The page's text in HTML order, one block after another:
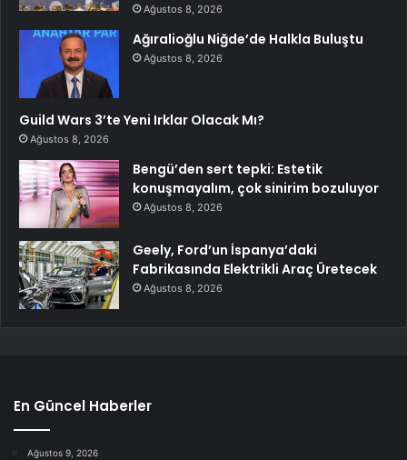
Ağustos 8, 2026
Ağıralioğlu Niğde’de Halkla Buluştu
Ağustos 8, 2026
Guild Wars 3’te Yeni Irklar Olacak Mı?
Ağustos 8, 2026
Bengü’den sert tepki: Estetik
konuşmayalım, çok sinirim bozuluyor
Ağustos 8, 2026
Geely, Ford’un İspanya’daki
Fabrikasında Elektrikli Araç Üretecek
Ağustos 8, 2026
En Güncel Haberler
Ağustos 9, 2026